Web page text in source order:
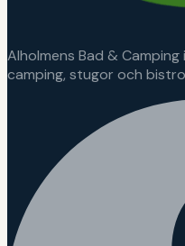
Alholmens Bad & Camping
camping, stugor och